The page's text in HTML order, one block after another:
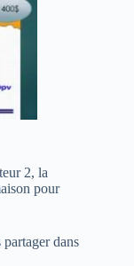
2, la
pour
dans